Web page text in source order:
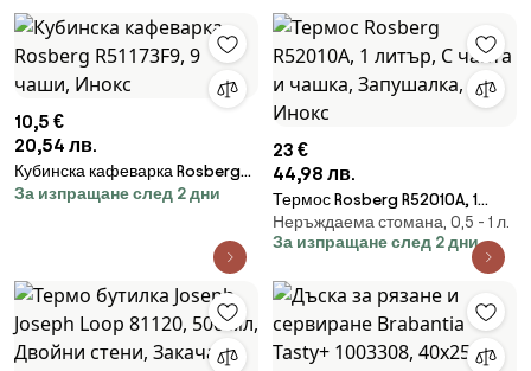
270C, Сив/зелен
10,5 €
20,54 лв.
Кубинска кафеварка Rosberg
R51173F9, 9 чаши, Инокс
За изпращане след 2 дни
23 €
44,98 лв.
Термос Rosberg R52010A, 1
литър, С чанта и чашка,
Запушалка, Инокс
Неръждаема стомана, 0,5 - 1 л.
За изпращане след 2 дни